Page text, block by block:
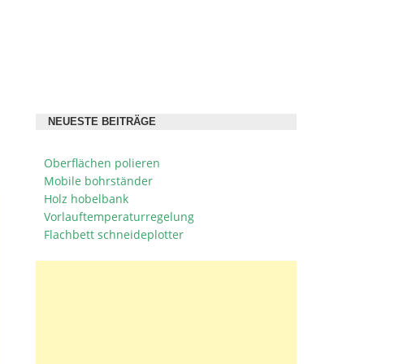
NEUESTE BEITRÄGE
Oberflächen polieren
Mobile bohrständer
Holz hobelbank
Vorlauftemperaturregelung
Flachbett schneideplotter